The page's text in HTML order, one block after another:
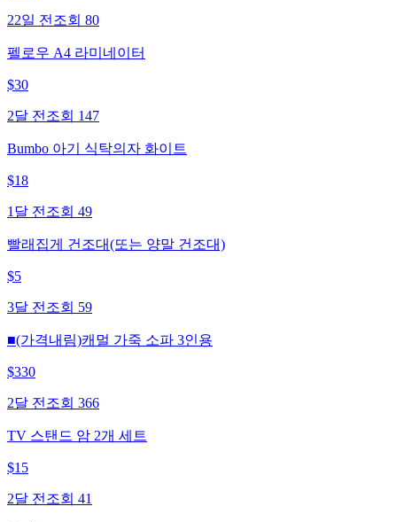
22일 전 조회 80
펠로우 A4 라미네이터
$30
2달 전 조회 147
Bumbo 아기 식탁의자 화이트
$18
1달 전 조회 49
빨래집게 건조대(또는 양말 건조대)
$5
3달 전 조회 59
■(가격내림)캐멀 가죽 소파 3인용
$330
2달 전 조회 366
TV 스탠드 암 2개 세트
$15
2달 전 조회 41